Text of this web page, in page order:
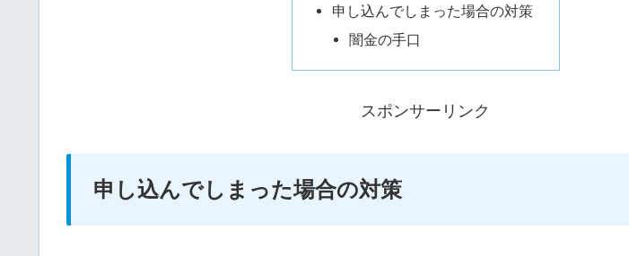
申し込んでしまった場合の対策
闇金の手口
スポンサーリンク
申し込んでしまった場合の対策